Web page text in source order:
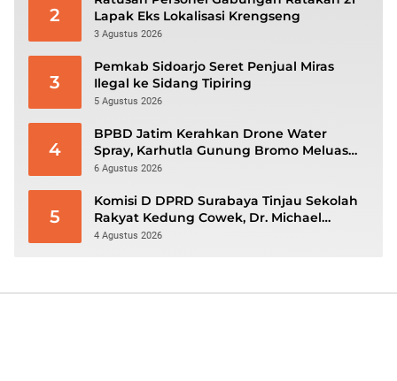
2
Lapak Eks Lokalisasi Krengseng
3 Agustus 2026
3
Pemkab Sidoarjo Seret Penjual Miras
Ilegal ke Sidang Tipiring
5 Agustus 2026
4
BPBD Jatim Kerahkan Drone Water
Spray, Karhutla Gunung Bromo Meluas
hingga 70 Hektare
6 Agustus 2026
5
Komisi D DPRD Surabaya Tinjau Sekolah
Rakyat Kedung Cowek, Dr. Michael
Leksodimulyo: “Membangun Karakter
4 Agustus 2026